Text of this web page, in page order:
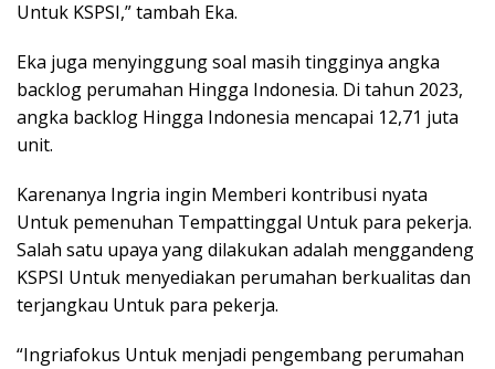
Untuk KSPSI,” tambah Eka.
Eka juga menyinggung soal masih tingginya angka
backlog perumahan Hingga Indonesia. Di tahun 2023,
angka backlog Hingga Indonesia mencapai 12,71 juta
unit.
Karenanya Ingria ingin Memberi kontribusi nyata
Untuk pemenuhan Tempattinggal Untuk para pekerja.
Salah satu upaya yang dilakukan adalah menggandeng
KSPSI Untuk menyediakan perumahan berkualitas dan
terjangkau Untuk para pekerja.
“Ingriafokus Untuk menjadi pengembang perumahan